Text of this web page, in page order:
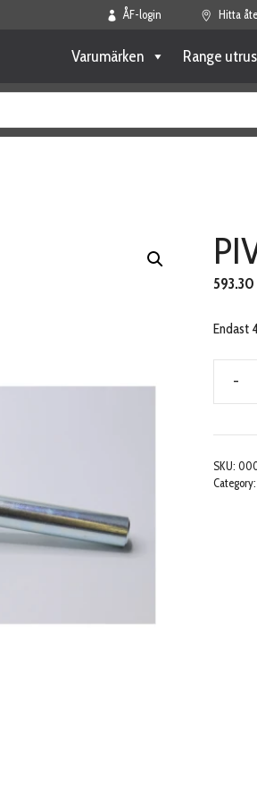
ÅF-login Hitta
Varumärken Range
593.30
Endast
-
DI5
&
DI6
SKU:
Category: